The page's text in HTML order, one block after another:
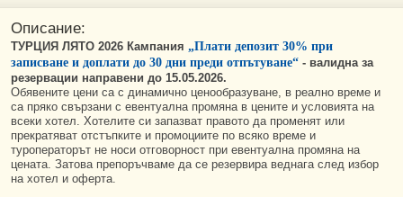
Описание:
ТУРЦИЯ ЛЯТО 2026 Кампания „Плати депозит 30% при
записване и доплати до 30 дни преди отпътуване“ - валидна за
резервации направени до 15.05.2026.
Обявените цени са с динамично ценообразуване, в реално време и
са пряко свързани с евентуална промяна в цените и условията на
всеки хотел. Хотелите си запазват правото да променят или
прекратяват отстъпките и промоциите по всяко време и
туроператорът не носи отговорност при евентуална промяна на
цената. Затова препоръчваме да се резервира веднага след избор
на хотел и оферта.